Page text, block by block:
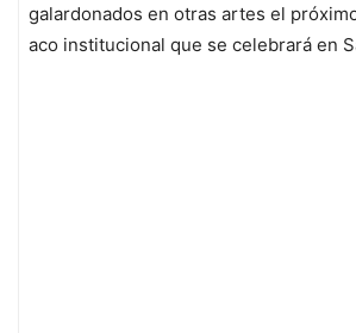
galardonados en otras artes el
aco institucional que se celebrará en